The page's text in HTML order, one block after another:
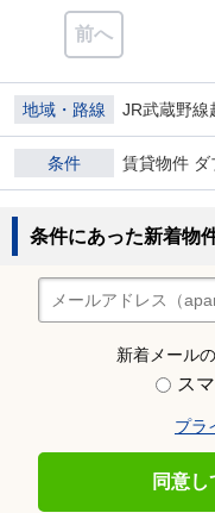
前へ
地域・路線 JR武蔵野線
条件 賃貸物件 ダ
条件にあった新着物
新着メール
ス
プラ
同意